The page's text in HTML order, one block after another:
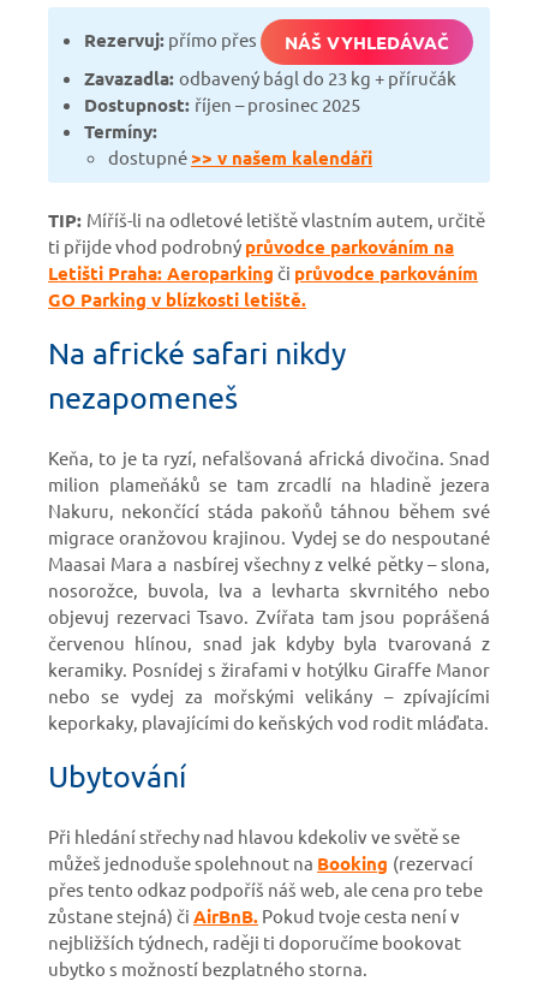
Rezervuj: přímo přes
NÁŠ VYHLEDÁVAČ
Zavazadla: odbavený bágl do 23 kg + příručák
Dostupnost: říjen – prosinec 2025
Termíny:
dostupné>> v našem kalendáři
TIP: Míříš-li na odletové letiště vlastním autem, určitě
ti přijde vhod podrobný průvodce parkováním na
Letišti Praha: Aeroparking či průvodce parkováním
GO Parking v blízkosti letiště.
Na africké safari nikdy
nezapomeneš
Keňa, to je ta ryzí, nefalšovaná africká divočina. Snad
milion plameňáků se tam zrcadlí na hladině jezera
Nakuru, nekončící stáda pakoňů táhnou během své
migrace oranžovou krajinou. Vydej se do nespoutané
Maasai Mara a nasbírej všechny z velké pětky – slona,
nosorožce, buvola, lva a levharta skvrnitého nebo
objevuj rezervaci Tsavo. Zvířata tam jsou poprášená
červenou hlínou, snad jak kdyby byla tvarovaná z
keramiky. Posnídej s žirafami v hotýlku Giraffe Manor
nebo se vydej za mořskými velikány – zpívajícími
keporkaky, plavajícími do keňských vod rodit mláďata.
Ubytování
Při hledání střechy nad hlavou kdekoliv ve světě se
můžeš jednoduše spolehnout na Booking (rezervací
přes tento odkaz podpoříš náš web, ale cena pro tebe
zůstane stejná) či AirBnB. Pokud tvoje cesta není v
nejbližších týdnech, raději ti doporučíme bookovat
ubytko s možností bezplatného storna.